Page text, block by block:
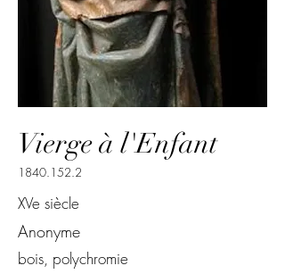
Vierge à l'Enfant
1840.152.2
XVe siècle
Anonyme
bois, polychromie